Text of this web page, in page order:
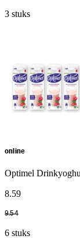
3 stuks
online
Optimel
8.59
9.54
6 stuks